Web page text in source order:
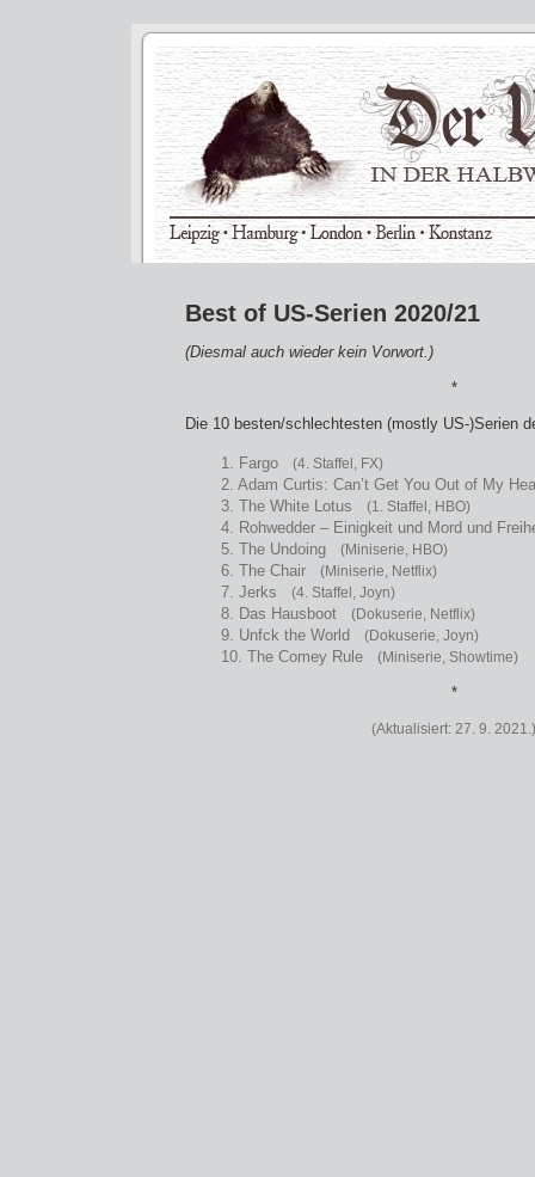
Best of US-Serien 2020/21
(Diesmal auch wieder kein Vorwort.)
*
Die 10 besten/schlechtesten (mostly US-)Serien
1. Fargo (4. Staffel, FX)
2. Adam Curtis: Can’t Get You Out of My
3. The White Lotus (1. Staffel, HBO)
4. Rohwedder – Einigkeit und Mord und
5. The Undoing (Miniserie, HBO)
6. The Chair (Miniserie, Netflix)
7. Jerks (4. Staffel, Joyn)
8. Das Hausboot (Dokuserie, Netflix)
9. Unfck the World (Dokuserie, Joyn)
10. The Comey Rule (Miniserie, Showtime)
*
(Aktualisiert: 27. 9. 2021.)